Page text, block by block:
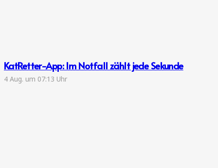
KatRetter-App: Im Notfall zählt jede Sekunde
4 Aug. um 07:13 Uhr